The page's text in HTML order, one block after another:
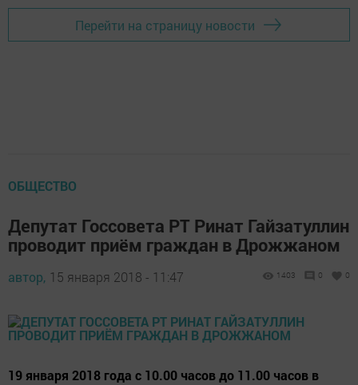
Перейти на страницу новости
ОБЩЕСТВО
Депутат Госсовета РТ Ринат Гайзатуллин
проводит приём граждан в Дрожжаном
автор, 15 января 2018 - 11:47 1403 0 0
19 января 2018 года с 10.00 часов до 11.00 часов в